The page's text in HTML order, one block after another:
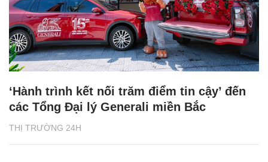
THỊ TRƯỜNG 24H
‘Hành trình kết nối trăm điểm tin cậy’ đến
các Tổng Đại lý Generali miền Bắc